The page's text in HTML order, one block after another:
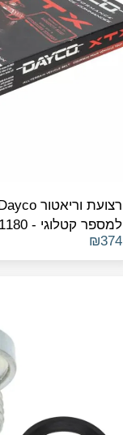
למספר קטלוגי - 3211180
₪374